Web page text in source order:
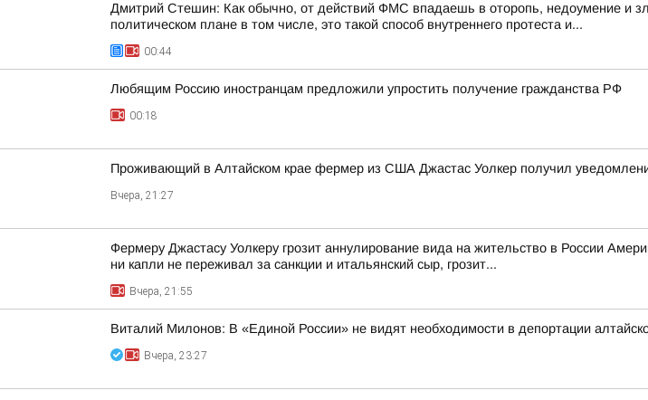
Дмитрий Стешин: Как обычно, от действий ФМС впадаешь в оторопь, недоумение и
политическом плане в том числе, это такой способ внутреннего протеста и...
00:44
Любящим Россию иностранцам предложили упростить получение гражданства РФ
00:18
Проживающий в Алтайском крае фермер из США Джастас Уолкер получил
Вчера, 21:27
Фермеру Джастасу Уолкеру грозит аннулирование вида на жительство в России
ни капли не переживал за санкции и итальянский сыр, грозит...
Вчера, 21:55
Виталий Милонов: В «Единой России» не видят необходимости в депортации
Вчера, 23:27